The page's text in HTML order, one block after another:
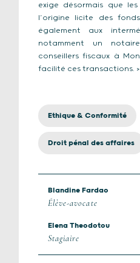
exige désormais que
l’origine licite des
également aux
notamment un
conseillers fiscaux à
facilité ces transactions. >
Ethique & Conformité
Droit pénal des affaires
Blandine Fardao
Élève-avocate
Elena Theodotou
Stagiaire